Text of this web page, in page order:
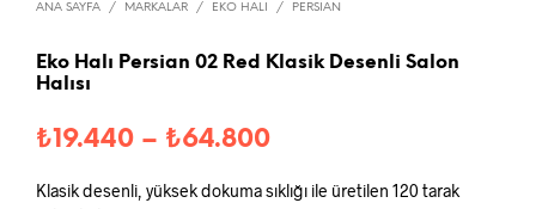
ANA SAYFA / MARKALAR / EKO HALI / PERSIAN
Eko Halı Persian 02 Red Klasik Desenli Salon
Halısı
₺19.440 – ₺64.800Fiyat
aralığı:
Klasik desenli, yüksek dokuma sıklığı ile üretilen 120 tarak